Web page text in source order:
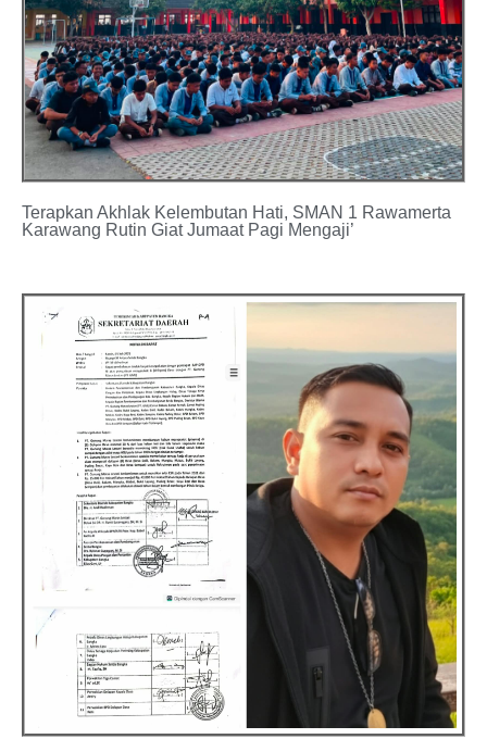
Terapkan Akhlak Kelembutan Hati, SMAN 1 Rawamerta
Karawang Rutin Giat Jumaat Pagi Mengaji’